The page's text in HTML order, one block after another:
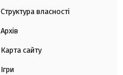
Структура власності
Архів
Карта сайту
Ігри